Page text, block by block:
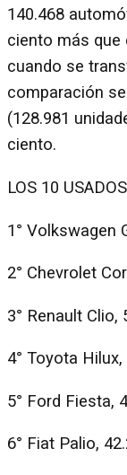
140.468
ciento más que
cuando se
comparación
(128.981
ciento.
LOS 10
1° Volkswagen
2° Chevrolet
3° Renault Clio,
4° Toyota Hilux,
5° Ford Fiesta,
6° Fiat Palio,